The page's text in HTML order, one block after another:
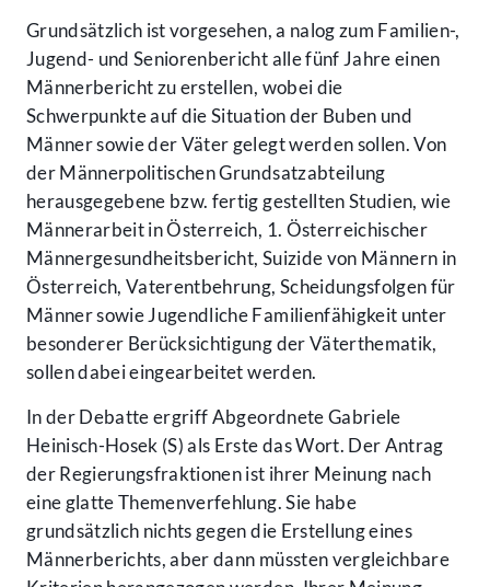
Grundsätzlich ist vorgesehen, a nalog zum Familien-,
Jugend- und Seniorenbericht alle fünf Jahre einen
Männerbericht zu erstellen, wobei die
Schwerpunkte auf die Situation der Buben und
Männer sowie der Väter gelegt werden sollen. Von
der Männerpolitischen Grundsatzabteilung
herausgegebene bzw. fertig gestellten Studien, wie
Männerarbeit in Österreich, 1. Österreichischer
Männergesundheitsbericht, Suizide von Männern in
Österreich, Vaterentbehrung, Scheidungsfolgen für
Männer sowie Jugendliche Familienfähigkeit unter
besonderer Berücksichtigung der Väterthematik,
sollen dabei eingearbeitet werden.
In der Debatte ergriff Abgeordnete Gabriele
Heinisch-Hosek (S) als Erste das Wort. Der Antrag
der Regierungsfraktionen ist ihrer Meinung nach
eine glatte Themenverfehlung. Sie habe
grundsätzlich nichts gegen die Erstellung eines
Männerberichts, aber dann müssten vergleichbare